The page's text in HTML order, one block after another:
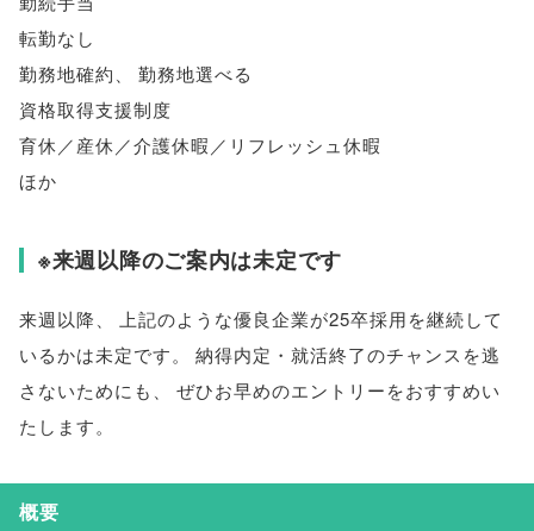
転勤なし
勤務地確約、
勤務地選べる
資格取得支援制度
育休／産休／介護休暇／リフレッシュ休暇
ほか
※来週以降のご案内は未定です
来週以降、
上記のような優良企業が25卒採用を継続して
いるかは未定です。
納得内定・就活終了のチャンスを逃
さないためにも 、
ぜひお早めのエントリーをおすすめい
たします。
概要